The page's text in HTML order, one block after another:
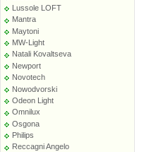
Lussole LOFT
Mantra
Maytoni
MW-Light
Natali Kovaltseva
Newport
Novotech
Nowodvorski
Odeon Light
Omnilux
Osgona
Philips
Reccagni Angelo